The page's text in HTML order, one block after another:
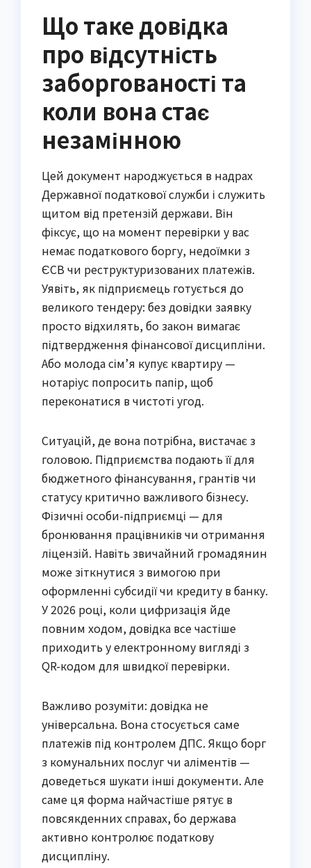
Що таке довідка
про відсутність
заборгованості та
коли вона стає
незамінною
Цей документ народжується в надрах
Державної податкової служби і служить
щитом від претензій держави. Він
фіксує, що на момент перевірки у вас
немає податкового боргу, недоїмки з
ЄСВ чи реструктуризованих платежів.
Уявіть, як підприємець готується до
великого тендеру: без довідки заявку
просто відхилять, бо закон вимагає
підтвердження фінансової дисципліни.
Або молода сім’я купує квартиру —
нотаріус попросить папір, щоб
переконатися в чистоті угод.
Ситуацій, де вона потрібна, вистачає з
головою. Підприємства подають її для
бюджетного фінансування, грантів чи
статусу критично важливого бізнесу.
Фізичні особи-підприємці — для
бронювання працівників чи отримання
ліцензій. Навіть звичайний громадянин
може зіткнутися з вимогою при
оформленні субсидії чи кредиту в банку.
У 2026 році, коли цифризація йде
повним ходом, довідка все частіше
приходить у електронному вигляді з
QR-кодом для швидкої перевірки.
Важливо розуміти: довідка не
універсальна. Вона стосується саме
платежів під контролем ДПС. Якщо борг
з комунальних послуг чи аліментів —
доведеться шукати інші документи. Але
саме ця форма найчастіше рятує в
повсякденних справах, бо держава
активно контролює податкову
дисципліну.